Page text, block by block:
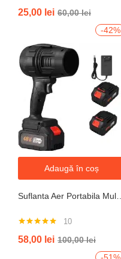
25,00 lei 60,00lei
-42%
Adaugă în coș
4.90din 5
10
58,00 lei 100,00lei